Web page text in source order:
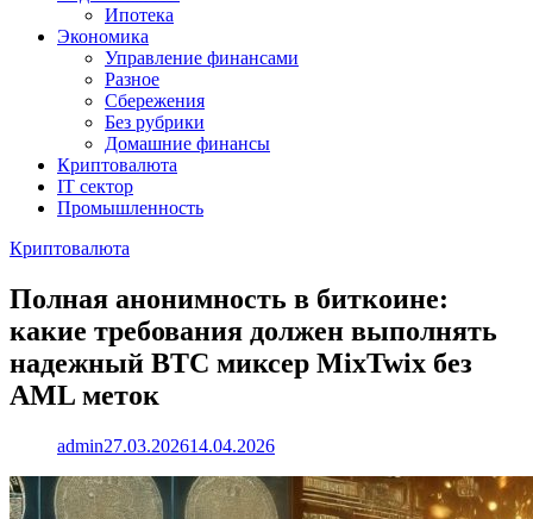
Ипотека
Экономика
Управление финансами
Разное
Сбережения
Без рубрики
Домашние финансы
Криптовалюта
IT сектор
Промышленность
Криптовалюта
Полная анонимность в биткоине:
какие требования должен выполнять
надежный BTC миксер MixTwix без
AML меток
admin27.03.202614.04.2026